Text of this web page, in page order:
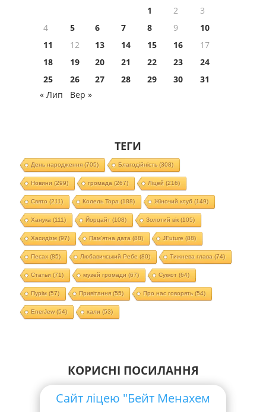
1
2
3
4
5 6 7 8 9
10
11
12 13 14 15 16
17
18
19 20 21 22 23
24
25
26 27 28 29 30
31
« Лип
Вер »
ТЕГИ
День народження(705) Благодійність(308)
Новини (299) громада (267) Ліцей (216)
Свято (211) Колель Тора (188) Жіночий клуб (149)
Ханука (111) Йорцайт (108) Золотий вік(105)
Хасидізм (97) Пам'ятна дата (88) JFuture (88)
Песах(85) Любавичський Ребе (80) Тижнева глава (74)
Статьи (71) музей громади (67) Суккот (64)
Пурім (57) Привітання(55) Про нас говорять(54)
EnerJew(54) хали (53)
КОРИСНІ ПОСИЛАННЯ
Сайт ліцею "Бейт Менахем